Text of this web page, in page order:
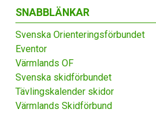
SNABBLÄNKAR
Svenska Orienteringsförbundet
Eventor
Värmlands OF
Svenska skidförbundet
Tävlingskalender skidor
Värmlands Skidförbund